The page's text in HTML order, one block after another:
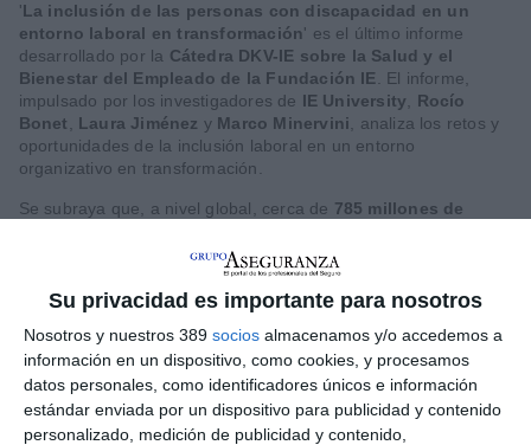
Su privacidad es importante para nosotros
Nosotros y nuestros 389 socios almacenamos y/o accedemos a
información en un dispositivo, como cookies, y procesamos
datos personales, como identificadores únicos e información
estándar enviada por un dispositivo para publicidad y contenido
personalizado, medición de publicidad y contenido,
'La inclusión de las personas con discapacidad en un
entorno laboral en transformación' es el último informe
desarrollado por la Cátedra DKV-IE sobre la Salud y el
Bienestar del Empleado de la Fundación IE. El informe,
impulsado por los investigadores de IE University, Rocío
Bonet, Laura Jiménez y Marco Minervini, analiza los retos y
oportunidades de la inclusión laboral en un entorno
organizativo en transformación.
Se subraya que, a nivel global, cerca de 785 millones de
, lo que representa aproximadamente el 10% de la
población mundial. Sin embargo, el acceso al empleo sigue
siendo significativamente inferior al del resto de la población.
discapacidad se sitúa en el 28,9% frente al 69,7% de las
personas sin discapacidad, según el INE, reflejando una brecha
estructural que se mantiene en el tiempo, a pesar de los
avances normativos impulsados en los últimos años para
favorecer su contratación e inclusión laboral, dictan los